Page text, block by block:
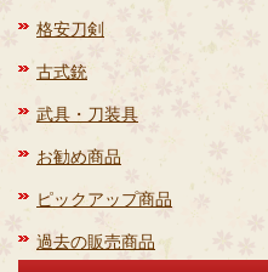
格安刀剣
古式銃
武具・刀装具
お勧め商品
ピックアップ商品
過去の販売商品